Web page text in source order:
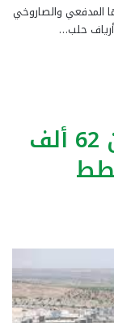
المدفعي والصاروخي
حلب…
تركيا تنهي بناء أكثر من 62 ألف